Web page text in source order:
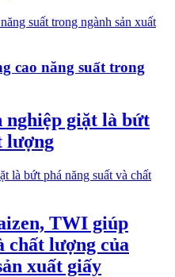
cao năng suất trong
nghiệp giặt là bứt
lượng
TWI giúp
chất lượng của
xuất giấy